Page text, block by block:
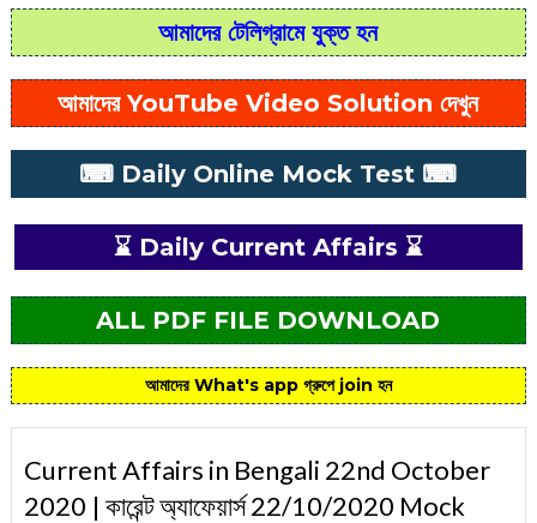
আমাদের টেলিগ্রামে যুক্ত হন
আমাদের YouTube Video Solution দেখুন
⌨ Daily Online Mock Test ⌨
⌛ Daily Current Affairs ⌛
ALL PDF FILE DOWNLOAD
আমাদের What's app গ্রুপে join হন
Current Affairs in Bengali 22nd October
2020 | কারেন্ট অ্যাফেয়ার্স 22/10/2020 Mock